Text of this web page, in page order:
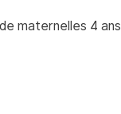
maternelles 4 ans